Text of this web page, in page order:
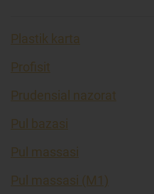
Plastik karta
Profisit
Prudensial nazorat
Pul bazasi
Pul massasi
Pul massasi (M1)